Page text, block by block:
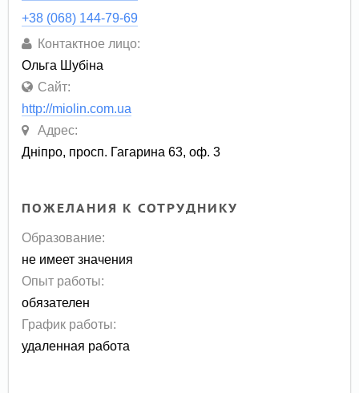
+38 (068) 144-79-69
Контактное лицо:
Ольга Шубіна
Сайт:
http://miolin.com.ua
Адрес:
Дніпро, просп. Гагарина 63, оф. 3
ПОЖЕЛАНИЯ К СОТРУДНИКУ
Образование:
не имеет значения
Опыт работы:
обязателен
График работы:
удаленная работа